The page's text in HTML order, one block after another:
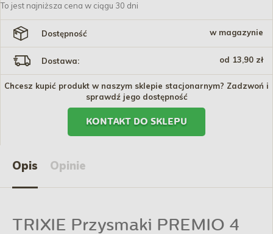
To jest najniższa cena w ciągu 30 dni
Dostępność w magazynie
Dostawa: od 13,90 zł
Chcesz kupić produkt w naszym sklepie stacjonarnym? Zadzwoń i
sprawdź jego dostępność
KONTAKT DO SKLEPU
Opis Opinie
TRIXIE Przysmaki PREMIO 4